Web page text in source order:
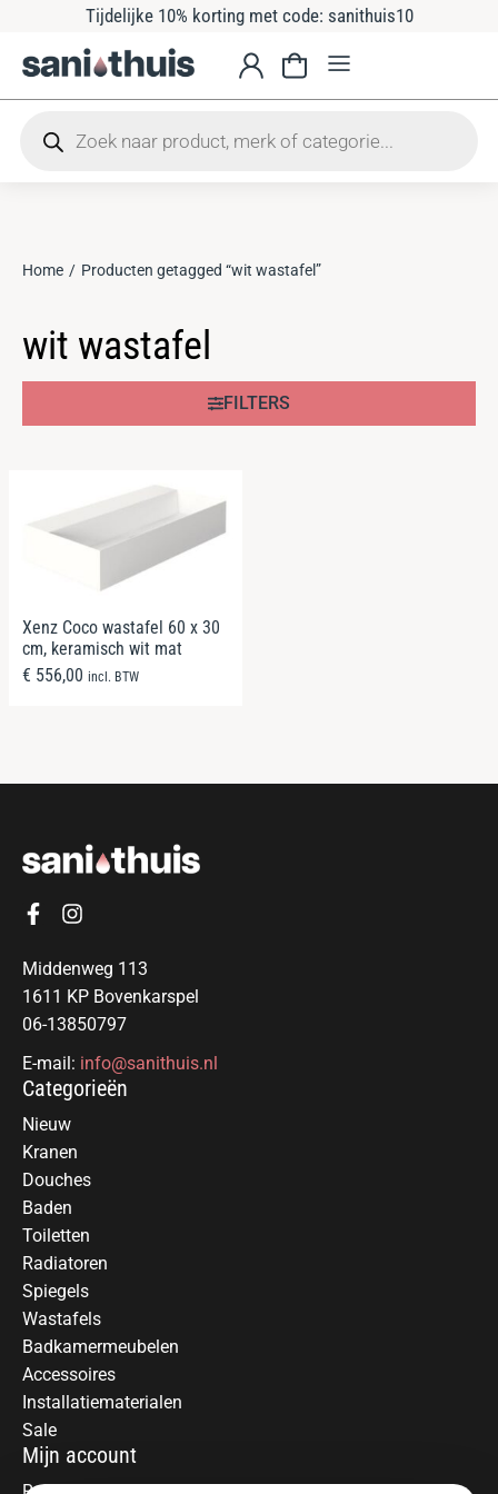
Tijdelijke 10% korting met code: sanithuis10
Je bent hier:
Home Producten getagged “wit wastafel”
wit wastafel
FILTERS
Xenz Coco wastafel 60 x 30
cm, keramisch wit mat
€ 556,00 incl. BTW
Middenweg 113
1611 KP Bovenkarspel
06-13850797
E-mail: info@sanithuis.nl
Categorieën
Nieuw
Kranen
Douches
Baden
Toiletten
Radiatoren
Spiegels
Wastafels
Badkamermeubelen
Accessoires
Installatiematerialen
Sale
Mijn account